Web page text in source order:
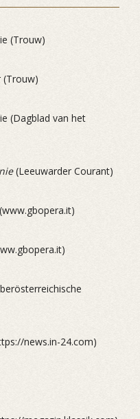
(Trouw)
(Trouw)
(Dagblad van het
(Leeuwarder Courant)
news.in-24.com)